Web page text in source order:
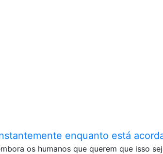
enquanto está
os humanos que querem que isso